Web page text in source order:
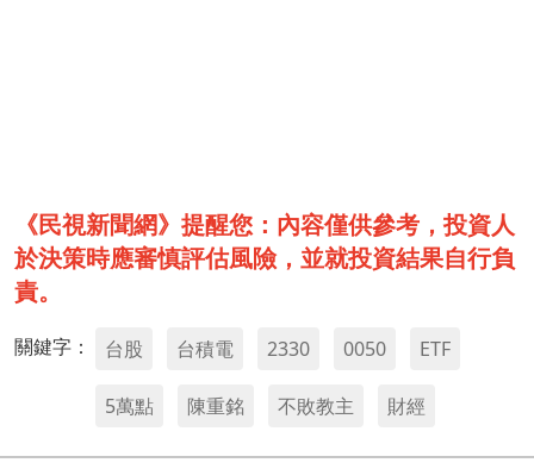
《民視新聞網》提醒您：內容僅供參考，投資人
於決策時應審慎評估風險，並就投資結果自行負
責。
關鍵字： 台股 台積電 2330 0050 ETF
5萬點 陳重銘 不敗教主 財經